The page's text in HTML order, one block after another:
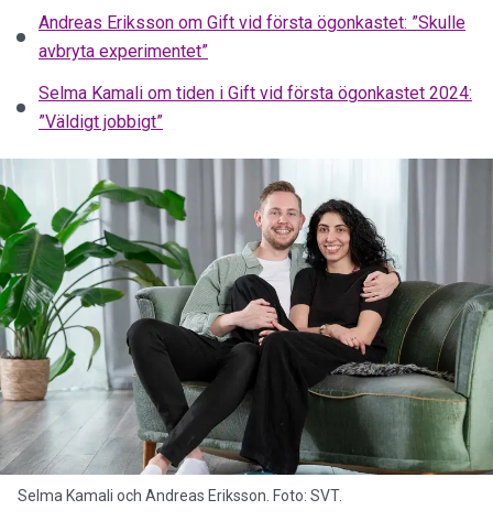
Andreas Eriksson om Gift vid första ögonkastet: ”Skulle
avbryta experimentet”
Selma Kamali om tiden i Gift vid första ögonkastet 2024:
”Väldigt jobbigt”
Selma Kamali och Andreas Eriksson. Foto: SVT.